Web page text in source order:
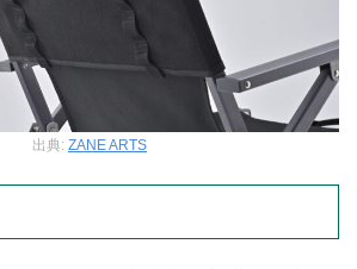
出典: ZANE ARTS